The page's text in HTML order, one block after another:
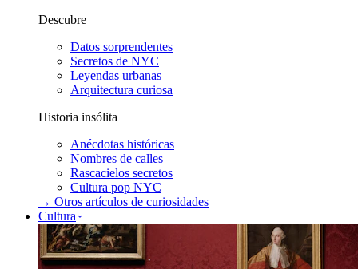
Descubre
Datos sorprendentes
Secretos de NYC
Leyendas urbanas
Arquitectura curiosa
Historia insólita
Anécdotas históricas
Nombres de calles
Rascacielos secretos
Cultura pop NYC
→ Otros artículos de curiosidades
Cultura